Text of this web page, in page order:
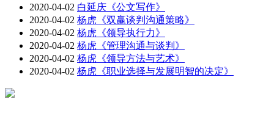
2020-04-02 白延庆《公文写作》
2020-04-02 杨虎《双赢谈判沟通策略》
2020-04-02 杨虎《领导执行力》
2020-04-02 杨虎《管理沟通与谈判》
2020-04-02 杨虎《领导方法与艺术》
2020-04-02 杨虎《职业选择与发展明智的决定》